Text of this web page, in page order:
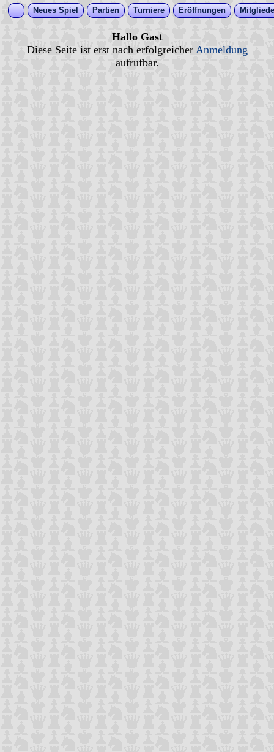
Neues Spiel Partien Turniere Eröffnungen
Hallo Gast
Diese Seite ist erst nach erfolgreicher Anmeldung
aufrufbar.